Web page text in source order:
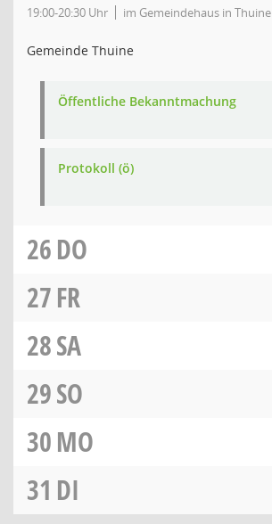
19:00-20:30 Uhr im Gemeindehaus in Thuine
Gemeinde Thuine
Öffentliche Bekanntmachung
Protokoll (ö)
26DO
27FR
28SA
29SO
30MO
31 DI